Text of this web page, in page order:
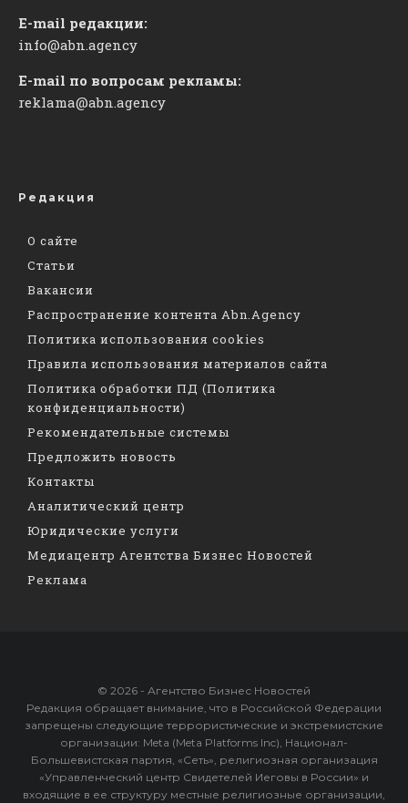
E-mail редакции:
info@abn.agency
E-mail по вопросам рекламы:
reklama@abn.agency
Редакция
О сайте
Статьи
Вакансии
Распространение контента Abn.Agency
Политика использования cookies
Правила использования материалов сайта
Политика обработки ПД (Политика
конфиденциальности)
Рекомендательные системы
Предложить новость
Контакты
Аналитический центр
Юридические услуги
Медиацентр Агентства Бизнес Новостей
Реклама
© 2026 - Агентство Бизнес Новостей
Редакция обращает внимание, что в Российской Федерации
запрещены следующие террористические и экстремистские
организации: Meta (Meta Platforms Inc), Национал-
Большевистская партия, «Сеть», религиозная организация
«Управленческий центр Свидетелей Иеговы в России» и
входящие в ее структуру местные религиозные организации,